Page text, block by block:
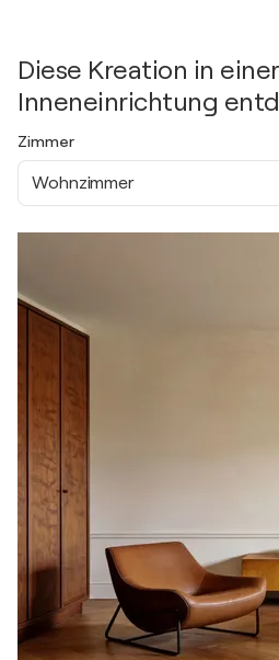
Diese Kreation in einer
Inneneinrichtung
Zimmer
Wohnzimmer